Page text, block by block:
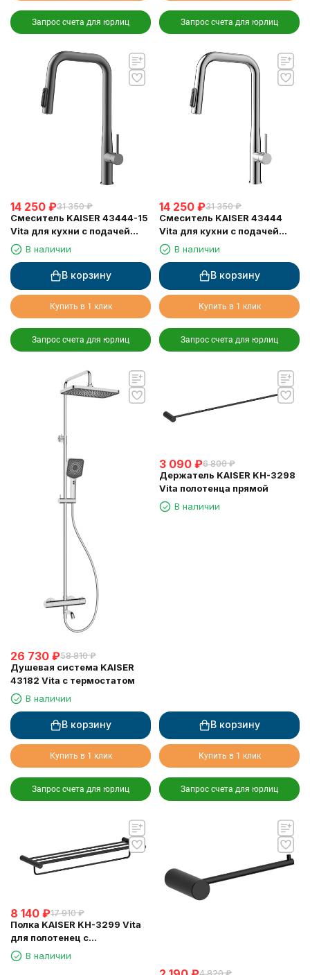
Запрос счета для юрлиц Запрос счета для юрлиц
14 250 ₽31 350 ₽
Смеситель KAISER 43444-15
Vita для кухни с подачей
фильтрованной воды и
выдвижной лейкой
В наличии
В корзину
Купить в 1 клик
Запрос счета для юрлиц
14 250 ₽31 350 ₽
Смеситель KAISER 43444
Vita для кухни с подачей
фильтрованной воды и
выдвижной лейкой
В наличии
В корзину
Купить в 1 клик
Запрос счета для юрлиц
26 730 ₽58 810 ₽
Душевая система KAISER
43182 Vita с термостатом
В наличии
В корзину
Купить в 1 клик
Запрос счета для юрлиц
3 090 ₽6 800 ₽
Держатель KAISER KH-3298
Vita полотенца прямой
В наличии
В корзину
Купить в 1 клик
Запрос счета для юрлиц
8 140 ₽17 910 ₽
Полка KAISER KH-3299 Vita
для полотенец с
держателем
В наличии